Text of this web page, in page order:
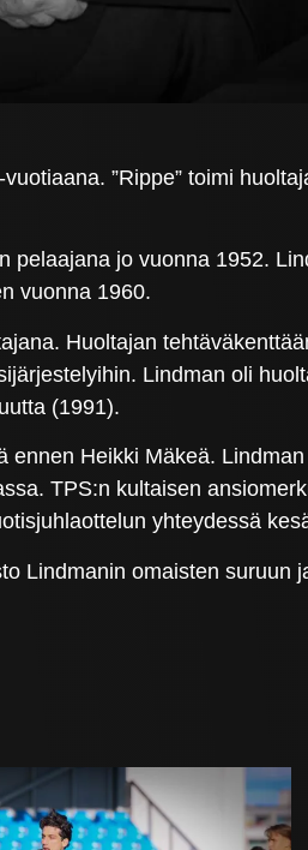
”Rippe” toimi
pelaajana jo vuonna 1952.
vuonna 1960.
Huoltajan
Lindman oli
(1991).
Heikki Mäkeä.
TPS:n kultaisen
yhteydessä
Lindmanin omaisten suruun